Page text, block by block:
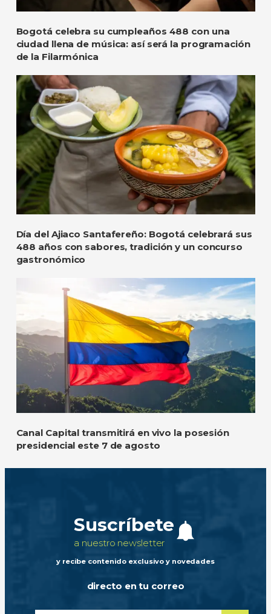
Bogotá celebra su cumpleaños 488 con una
ciudad llena de música: así será la programación
de la Filarmónica
Día del Ajiaco Santafereño: Bogotá celebrará sus
488 años con sabores, tradición y un concurso
gastronómico
Canal Capital transmitirá en vivo la posesión
presidencial este 7 de agosto
Suscríbete
a nuestro newsletter
y recibe contenido exclusivo y novedades
directo en tu correo